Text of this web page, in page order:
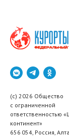
(c) 2026 Общество
с ограниченной
ответственностью
континент»
656 054, Россия,